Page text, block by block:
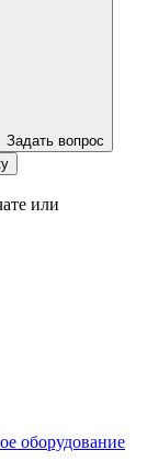
Задать вопрос
или
оборудование